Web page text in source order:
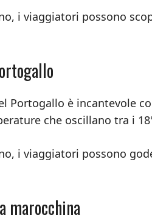
i viaggiatori possono
Portogallo è incantevole
che oscillano tra i
i viaggiatori possono
marocchina